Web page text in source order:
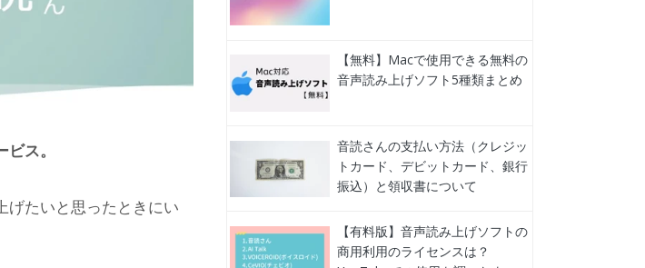
ス。
げたいと思ったときにい
【無料】Macで使用できる無料の
音声読み上げソフト5種類まとめ
音読さんの支払い方法（クレジッ
トカード、デビットカード、銀行
振込）と領収書について
【有料版】音声読み上げソフトの
商用利用のライセンスは？